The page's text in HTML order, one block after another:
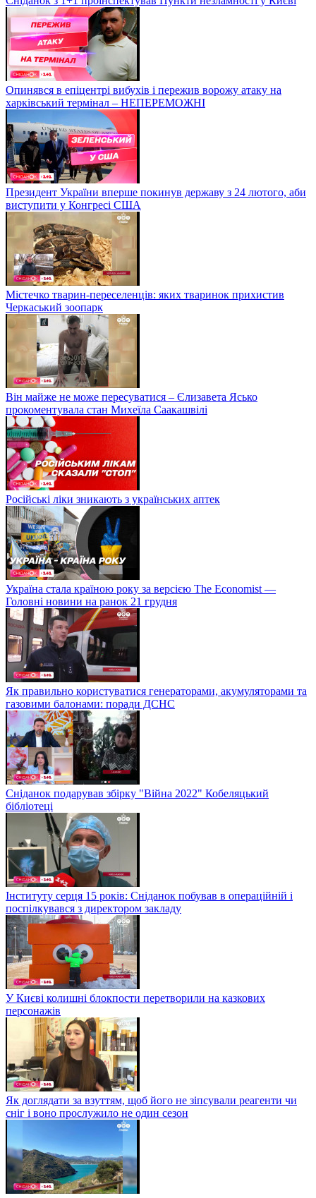
Опинявся в епіцентрі вибухів і пережив ворожу атаку на
харківський термінал – НЕПЕРЕМОЖНІ
Президент України вперше покинув державу з 24 лютого, аби
виступити у Конгресі США
Містечко тварин-переселенців: яких тваринок прихистив
Черкаський зоопарк
Він майже не може пересуватися – Єлизавета Ясько
прокоментувала стан Михеїла Саакашвілі
Російські ліки зникають з українських аптек
Україна стала країною року за версією The Economist —
Головні новини на ранок 21 грудня
Як правильно користуватися генераторами, акумуляторами та
газовими балонами: поради ДСНС
Сніданок подарував збірку "Війна 2022" Кобеляцький
бібліотеці
Інституту серця 15 років: Сніданок побував в операційній і
поспілкувався з директором закладу
У Києві колишні блокпости перетворили на казкових
персонажів
Як доглядати за взуттям, щоб його не зіпсували реагенти чи
сніг і воно прослужило не один сезон